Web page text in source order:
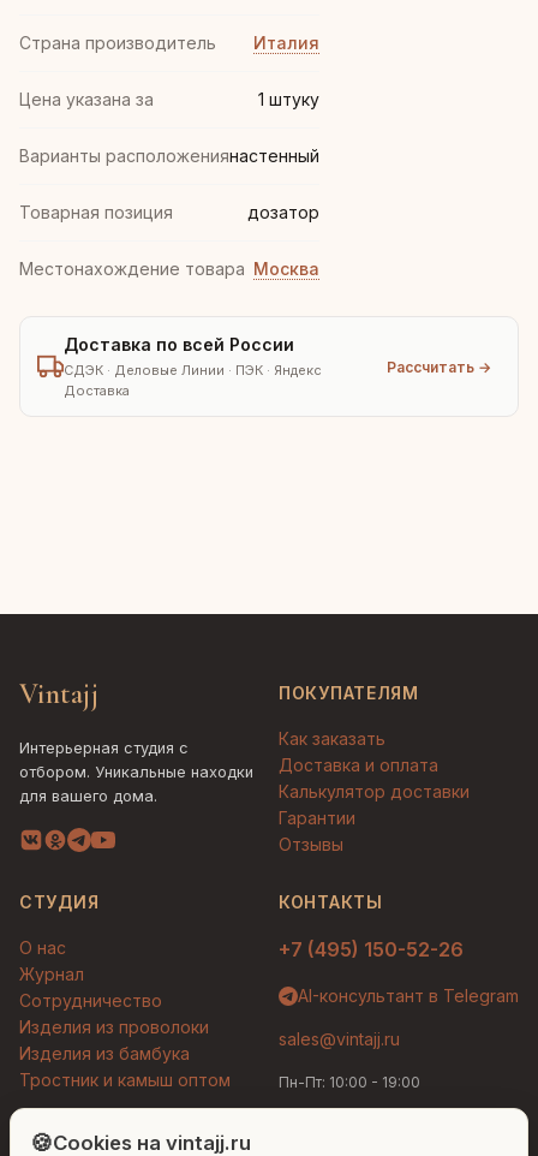
Страна производитель Италия
Цена указана за 1 штуку
Варианты расположениянастенный
Товарная позиция дозатор
Местонахождение товара Москва
Доставка по всей России
СДЭК · Деловые Линии · ПЭК · Яндекс
Доставка
Рассчитать →
Vintajj
Интерьерная студия с
отбором. Уникальные находки
для вашего дома.
ПОКУПАТЕЛЯМ
Как заказать
Доставка и оплата
Калькулятор доставки
Гарантии
Отзывы
СТУДИЯ
О нас
Журнал
Сотрудничество
Изделия из проволоки
Изделия из бамбука
Тростник и камыш оптом
КОНТАКТЫ
+7 (495) 150-52-26
AI-консультант в Telegram
sales@vintajj.ru
Пн-Пт: 10:00 - 19:00
🍪Cookies на vintajj.ru
Людмила